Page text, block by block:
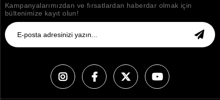
Kampanyalarımızdan ve fırsatlardan haberdar olmak için
bültenimize kayıt olun!